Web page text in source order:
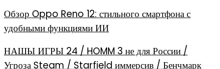
Обзор Oppo Reno 12: стильного смартфона с
удобными функциями ИИ
НАШЫ ИГРЫ 24 / HOMM 3 не для России /
Угроза Steam / Starfield иммерсив / Бенчмарк